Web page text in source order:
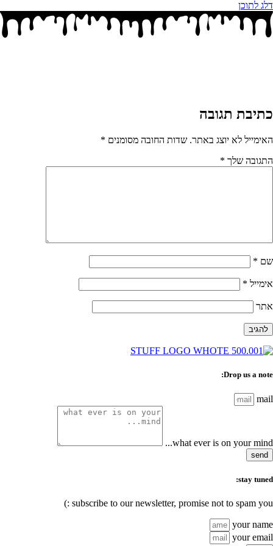
דלג לתוכן
כתיבת תגובה
האימייל לא יוצג באתר. שדות החובה מסומנים *
התגובה שלך *
שם *
אימייל *
אתר
Drop us a note:
mail
what ever is on your mind...
send
stay tuned:
subscribe to our newsletter, promise not to spam you :)
your name
your email